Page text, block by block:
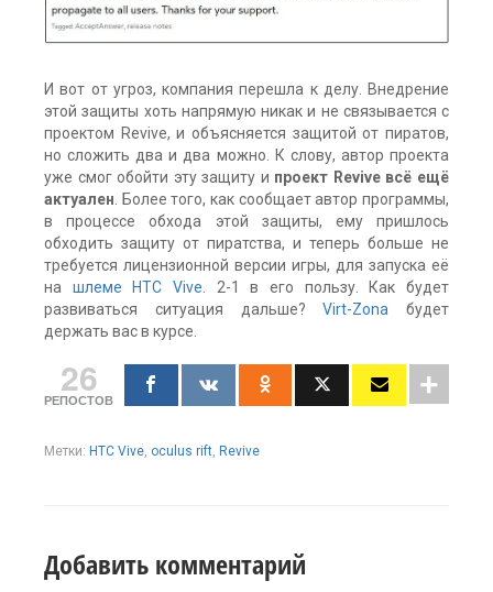
И вот от угроз, компания перешла к делу. Внедрение
этой защиты хоть напрямую никак и не связывается с
проектом Revive, и объясняется защитой от пиратов,
но сложить два и два можно. К слову, автор проекта
уже смог обойти эту защиту и проект Revive всё ещё
актуален . Более того, как сообщает автор программы,
в процессе обхода этой защиты, ему пришлось
обходить защиту от пиратства, и теперь больше не
требуется лицензионной версии игры, для запуска её
на шлеме HTC Vive . 2-1 в его пользу. Как будет
развиваться ситуация дальше?Virt-Zona будет
держать вас в курсе.
26
РЕПОСТОВ
Метки: HTC Vive oculus rift Revive
Добавить комментарий